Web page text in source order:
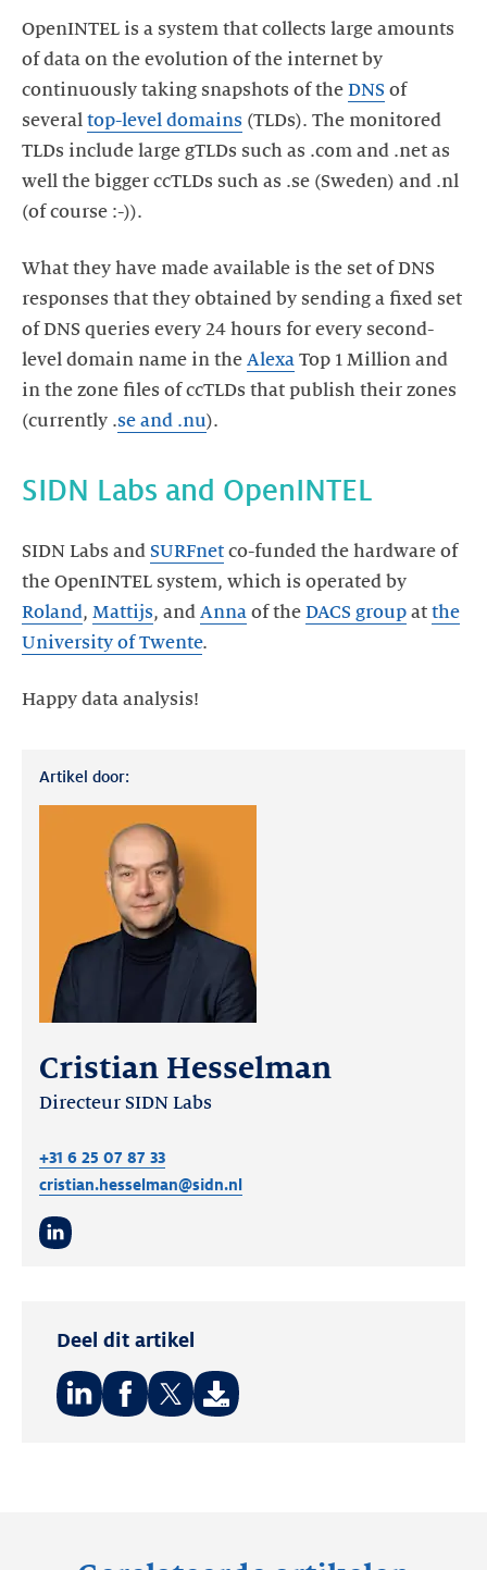
OpenINTEL is a system that collects large amounts
of data on the evolution of the internet by
continuously taking snapshots of the DNS of
several top-level domains (TLDs). The monitored
TLDs include large gTLDs such as .com and .net as
well the bigger ccTLDs such as .se (Sweden) and .nl
(of course :-)).
What they have made available is the set of DNS
responses that they obtained by sending a fixed set
of DNS queries every 24 hours for every second-
level domain name in the Alexa Top 1 Million and
in the zone files of ccTLDs that publish their zones
(currently .se and .nu).
SIDN Labs and OpenINTEL
SIDN Labs and SURFnet co-funded the hardware of
the OpenINTEL system, which is operated by
Roland, Mattijs, and Anna of the DACS group at the
University of Twente.
Happy data analysis!
Artikel door:
Cristian Hesselman
Directeur SIDN Labs
+31 6 25 07 87 33
cristian.hesselman@sidn.nl
Deel dit artikel